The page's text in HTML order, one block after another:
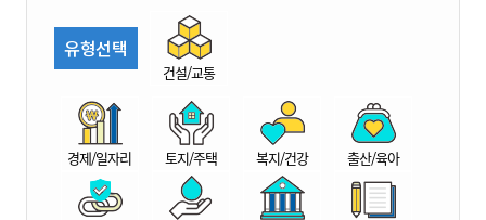
시
산
유형선택
건설/교통
경제/일자리 토지/주택 복지/건강 출산/육아